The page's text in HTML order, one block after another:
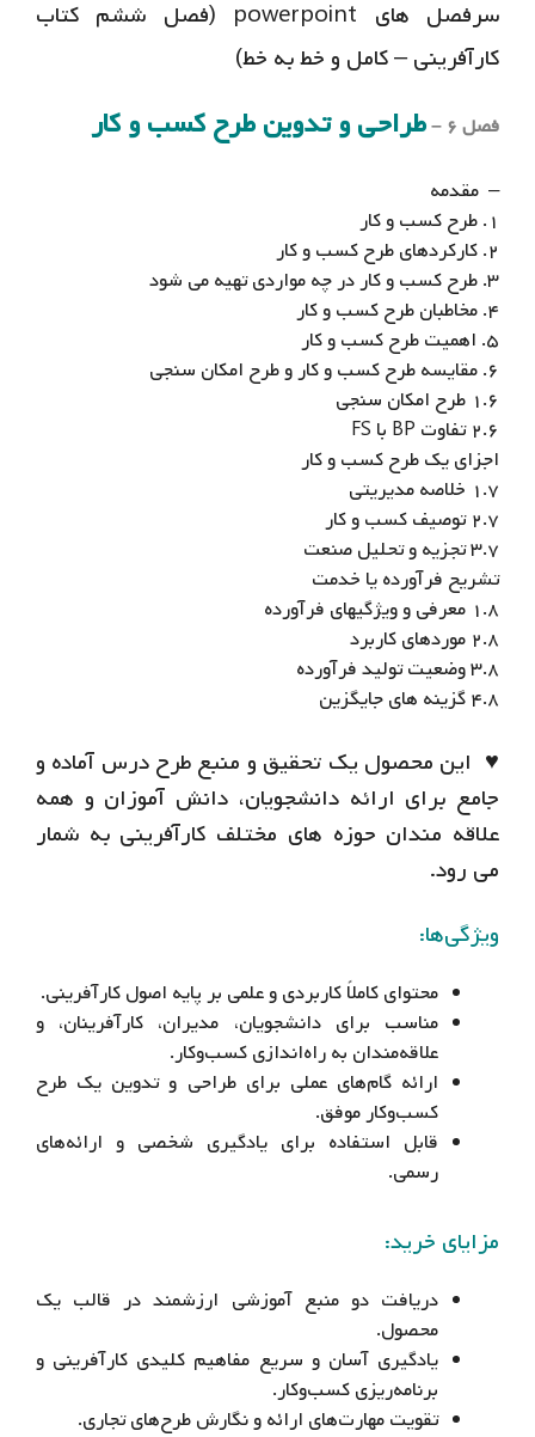
سرفصل های powerpoint (فصل ششم کتاب
کارآفرینی – کامل و خط به خط)
فصل ۶ – طراحی و تدوین طرح کسب و کار
– مقدمه
۱. طرح کسب و کار
۲. کارکردهای طرح کسب و کار
۳. طرح کسب و کار در چه مواردی تهیه می شود
۴. مخاطبان طرح کسب و کار
۵. اهمیت طرح کسب و کار
۶. مقایسه طرح کسب و کار و طرح امکان سنجی
۱.۶ طرح امکان سنجی
۲.۶ تفاوت BP با FS
اجزای یک طرح کسب و کار
۱.۷ خلاصه مدیریتی
۲.۷ توصیف کسب و کار
۳.۷ تجزیه و تحلیل صنعت
تشریح فرآورده یا خدمت
۱.۸ معرفی و ویژگیهای فرآورده
۲.۸ موردهای کاربرد
۳.۸ وضعیت تولید فرآورده
۴.۸ گزینه های جایگزین
♥ این محصول یک تحقیق و منبع طرح درس آماده و
جامع برای ارائه دانشجویان، دانش آموزان و همه
علاقه مندان حوزه های مختلف کارآفرینی به شمار
می رود.
ویژگی‌ها:
محتوای کاملاً کاربردی و علمی بر پایه اصول کارآفرینی.
مناسب برای دانشجویان، مدیران، کارآفرینان، و
علاقه‌مندان به راه‌اندازی کسب‌وکار.
ارائه گام‌های عملی برای طراحی و تدوین یک طرح
کسب‌وکار موفق.
قابل استفاده برای یادگیری شخصی و ارائه‌های
رسمی.
مزایای خرید:
دریافت دو منبع آموزشی ارزشمند در قالب یک
محصول.
یادگیری آسان و سریع مفاهیم کلیدی کارآفرینی و
برنامه‌ریزی کسب‌وکار.
تقویت مهارت‌های ارائه و نگارش طرح‌های تجاری.